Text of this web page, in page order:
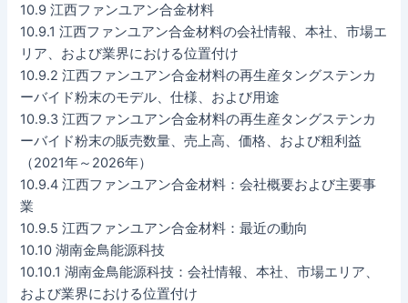
10.9 江西ファンユアン合金材料
10.9.1 江西ファンユアン合金材料の会社情報、本社、市場エ
リア、および業界における位置付け
10.9.2 江西ファンユアン合金材料の再生産タングステンカ
ーバイド粉末のモデル、仕様、および用途
10.9.3 江西ファンユアン合金材料の再生産タングステンカ
ーバイド粉末の販売数量、売上高、価格、および粗利益
（2021年～2026年）
10.9.4 江西ファンユアン合金材料：会社概要および主要事
業
10.9.5 江西ファンユアン合金材料：最近の動向
10.10 湖南金鳥能源科技
10.10.1 湖南金鳥能源科技：会社情報、本社、市場エリア、
および業界における位置付け